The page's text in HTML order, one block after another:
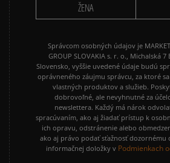
ŽENA
Správcom osobných údajov je
GROUP SLOVAKIA s. r. o., Michalská 7
Slovensko, vyššie uvedené údaje budú
oprávneného záujmu správcu, za ktoré
vlastných produktov a služieb.
dobrovoľné, ale nevyhnutné za
newslettera. Každý má nárok
spracúvaním, ako aj žiadať prístup k
ich opravu, odstránenie alebo
ako aj právo podať sťažnosť dozornému
informačnej doložky v Podmienkach